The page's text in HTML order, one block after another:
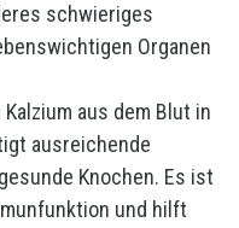
schwieriges
Organen
aus dem Blut in
ausreichende
Knochen. Es ist
und hilft